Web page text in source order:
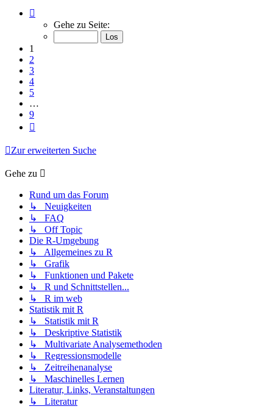
von
Gehe zu Seite:
1
2
3
4
5
…
9
Zur erweiterten Suche
Gehe zu
Rund um das Forum
↳ Neuigkeiten
↳ FAQ
↳ Off Topic
Die R-Umgebung
↳ Allgemeines zu R
↳ Grafik
↳ Funktionen und Pakete
↳ R und Schnittstellen...
↳ R im web
Statistik mit R
↳ Statistik mit R
↳ Deskriptive Statistik
↳ Multivariate Analysemethoden
↳ Regressionsmodelle
↳ Zeitreihenanalyse
↳ Maschinelles Lernen
Literatur, Links, Veranstaltungen
↳ Literatur